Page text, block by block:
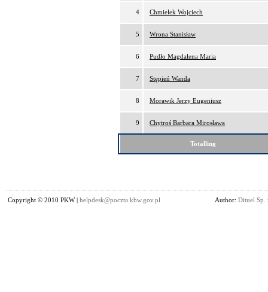
4 Chmielek Wojciech
5 Wrona Stanisław
6 Pudło Magdalena Maria
7 Stępień Wanda
8 Morawik Jerzy Eugeniusz
9 Chytroś Barbara Mirosława
Totalling
Copyright © 2010 PKW | helpdesk@poczta.kbw.gov.pl Author: Dituel Sp.